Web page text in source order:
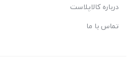
درباره کالاپلاست
تماس با ما